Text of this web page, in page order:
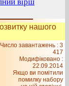
нашого
Число завантажень : 3
417
Модифіковано :
22.09.2014
Якщо ви помітили
помилку набору